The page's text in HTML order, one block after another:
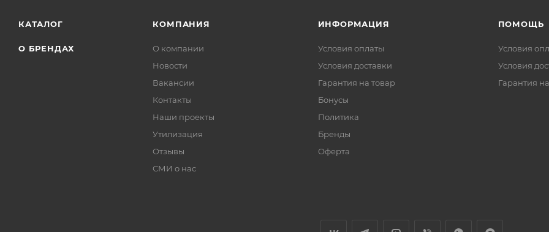
КАТАЛОГ
О БРЕНДАХ
КОМПАНИЯ
О компании
Новости
Вакансии
Контакты
Наши проекты
Утилизация
Отзывы
СМИ о нас
ИНФОРМАЦИЯ
Условия оплаты
Условия доставки
Гарантия на товар
Бонусы
Политика
Бренды
Оферта
ПОМОЩЬ
Условия
Условия
Гарантия